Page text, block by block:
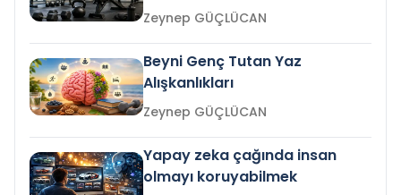
Zeynep GÜÇLÜCAN
Beyni Genç Tutan Yaz
Alışkanlıkları
Zeynep GÜÇLÜCAN
Yapay zeka çağında insan
olmayı koruyabilmek